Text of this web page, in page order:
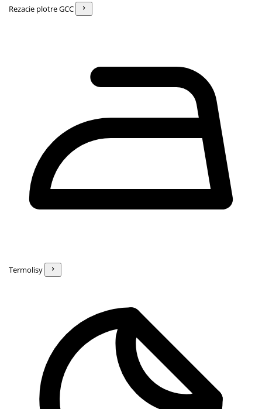
Rezacie plotre GCC
Termolisy